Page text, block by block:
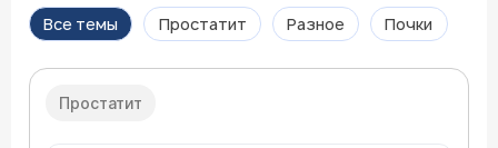
Все темы Простатит Разное Почки
Простатит